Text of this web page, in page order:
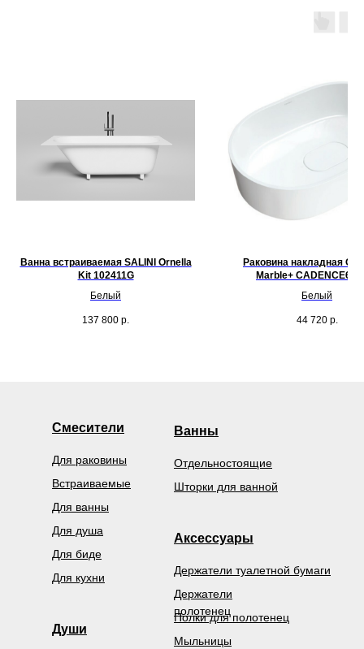
Ванна встраиваемая SALINI Ornella
Kit 102411G
Белый
137 800 р.
Раковина накладная
Marble+
Белый
44 720 р.
Смесители
Души
Держатели
полотенец
Мыльницы
Держатели туалетной бумаги
Полки для полотенец
Встраиваемые
Для биде
Для ванны
Для душа
Для раковины
Для кухни
Ванны
Отдельностоящие
Шторки для ванной
Аксессуары